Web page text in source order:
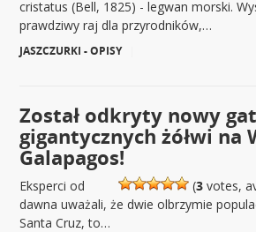
cristatus (Bell, 1825) - legwan morski.
prawdziwy raj dla przyrodników,…
JASZCZURKI - OPISY
Został odkryty nowy
gigantycznych żółwi na
Galapagos!
(3votes,
Eksperci od
dawna uważali, że dwie olbrzymie
Santa Cruz, to…